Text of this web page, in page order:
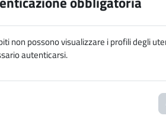
non possono visualizzare i profili degli
autenticarsi.